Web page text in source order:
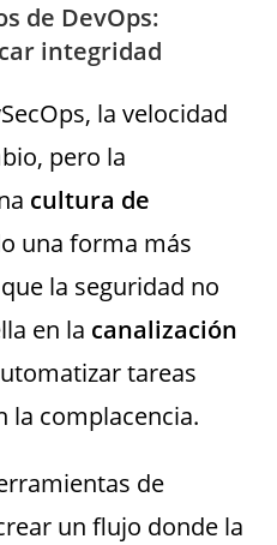
de DevOps:
integridad
la velocidad
pero la
cultura de
una forma más
la seguridad no
en la canalización
tareas
la complacencia.
de
un flujo donde la